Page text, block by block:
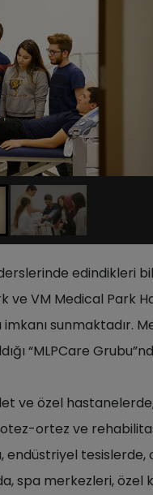
edindikleri
ve VM Medical Park
sunmaktadır.
“MLPCare
ve özel
ortez ve
endüstriyel tesislerde,
spa merkezleri, özel